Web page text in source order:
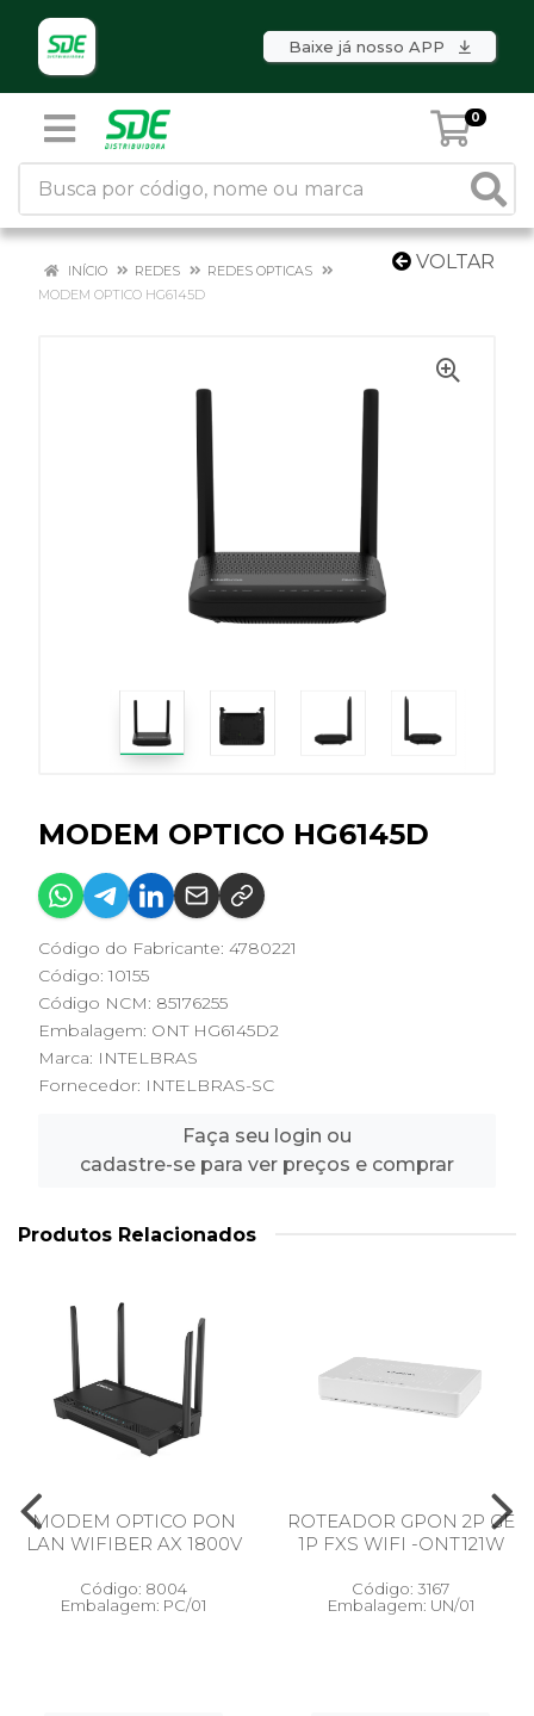
Baixe já nosso APP
0
VOLTAR
INÍCIO REDES
REDES OPTICAS
MODEM OPTICO HG6145D
MODEM OPTICO HG6145D
Código do Fabricante: 4780221
Código: 10155
Código NCM: 85176255
Embalagem: ONT HG6145D2
Marca: INTELBRAS
Fornecedor: INTELBRAS-SC
Faça seu login ou
cadastre-se para ver preços e comprar
Produtos Relacionados
MODEM OPTICO PON
LAN WIFIBER AX 1800V
Código: 8004
Embalagem: PC/01
ROTEADOR GPON 2P GE
1P FXS WIFI -ONT121W
Código: 3167
Embalagem: UN/01